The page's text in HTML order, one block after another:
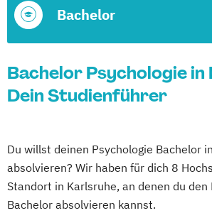
Bachelor
Bachelor Psychologie in
Dein Studienführer
Du willst deinen Psychologie Bachelor
absolvieren? Wir haben für dich 8
Standort in Karlsruhe, an denen du den
Bachelor absolvieren kannst.